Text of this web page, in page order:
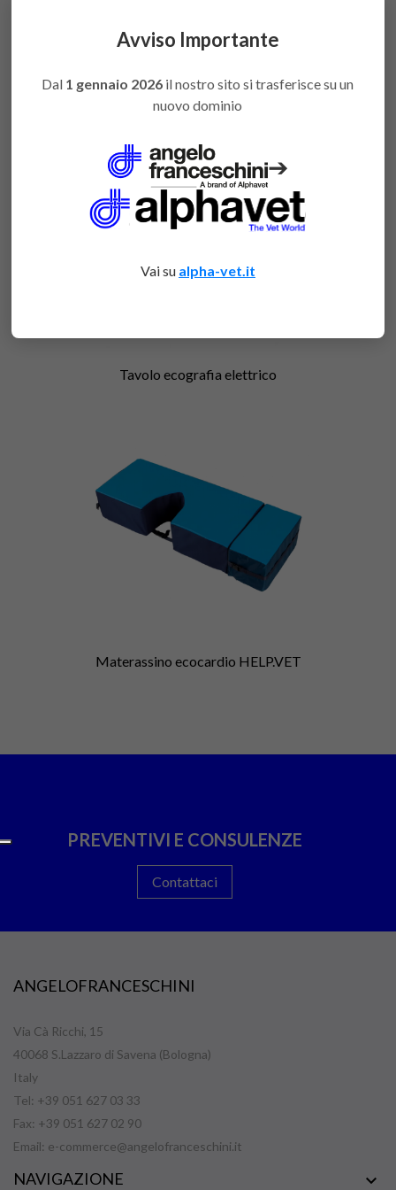
You might also like
Tavolo ecografia elettrico
Materassino ecocardio HELP.VET
PREVENTIVI E CONSULENZE
Contattaci
ANGELOFRANCESCHINI
Via Cà Ricchi, 15
40068 S.Lazzaro di Savena (Bologna)
Italy
Tel: +39 051 627 03 33
Fax: +39 051 627 02 90
Email: e-commerce@angelofranceschini.it
NAVIGAZIONE 
Avviso Importante
Dal 1 gennaio 2026 il nostro sito si trasferisce su un
nuovo dominio
➔
Vai su alpha-vet.it